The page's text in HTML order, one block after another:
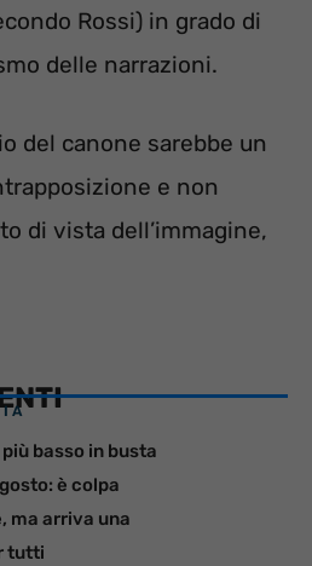
Rossi) in grado di
delle narrazioni.
del canone sarebbe un
e non
di vista dell’immagine,
basso in busta
è colpa
ma arriva una
tutti